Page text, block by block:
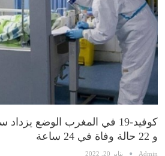
و 22 حالة وفاة في 24 ساعة
Admin يناير 20, 2022